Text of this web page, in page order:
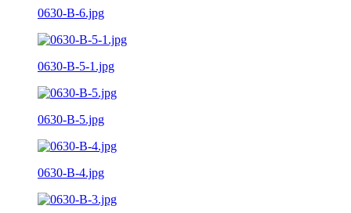
0630-B-6.jpg
0630-B-5-1.jpg
0630-B-5.jpg
0630-B-4.jpg